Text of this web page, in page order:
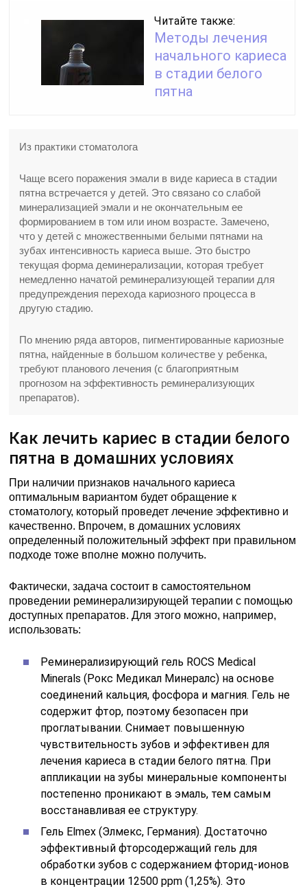
Читайте также:
Методы лечения
начального кариеса
в стадии белого
пятна
Из практики стоматолога
Чаще всего поражения эмали в виде кариеса в стадии
пятна встречается у детей. Это связано со слабой
минерализацией эмали и не окончательным ее
формированием в том или ином возрасте. Замечено,
что у детей с множественными белыми пятнами на
зубах интенсивность кариеса выше. Это быстро
текущая форма деминерализации, которая требует
немедленно начатой реминерализующей терапии для
предупреждения перехода кариозного процесса в
другую стадию.
По мнению ряда авторов, пигментированные кариозные
пятна, найденные в большом количестве у ребенка,
требуют планового лечения (с благоприятным
прогнозом на эффективность реминерализующих
препаратов).
Как лечить кариес в стадии белого
пятна в домашних условиях
При наличии признаков начального кариеса
оптимальным вариантом будет обращение к
стоматологу, который проведет лечение эффективно и
качественно. Впрочем, в домашних условиях
определенный положительный эффект при правильном
подходе тоже вполне можно получить.
Фактически, задача состоит в самостоятельном
проведении реминерализирующей терапии с помощью
доступных препаратов. Для этого можно, например,
использовать:
Реминерализирующий гель ROCS Medical
Minerals (Рокс Медикал Минералс) на основе
соединений кальция, фосфора и магния. Гель не
содержит фтор, поэтому безопасен при
проглатывании. Снимает повышенную
чувствительность зубов и эффективен для
лечения кариеса в стадии белого пятна. При
аппликации на зубы минеральные компоненты
постепенно проникают в эмаль, тем самым
восстанавливая ее структуру.
Гель Elmex (Элмекс, Германия). Достаточно
эффективный фторсодержащий гель для
обработки зубов с содержанием фторид-ионов
в концентрации 12500 ppm (1,25%). Это